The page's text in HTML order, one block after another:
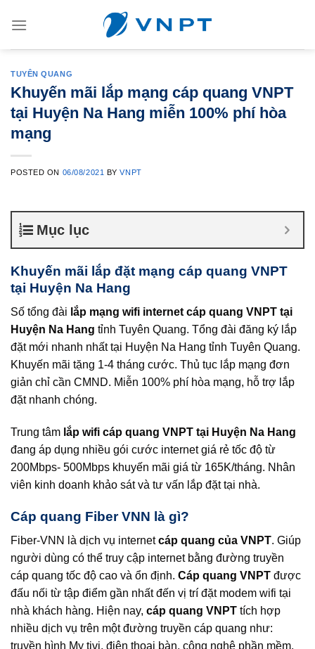
TUYÊN QUANG
Khuyến mãi lắp mạng cáp quang VNPT
tại Huyện Na Hang miễn 100% phí hòa
mạng
POSTED ON 06/08/2021 BYVNPT
Mục lục
Khuyến mãi lắp đặt mạng cáp quang VNPT
tại Huyện Na Hang
Số tổng đài lắp mạng wifi internet cáp quang VNPT tại
Huyện Na Hang tỉnh Tuyên Quang. Tổng đài đăng ký lắp
đặt mới nhanh nhất tại Huyện Na Hang tỉnh Tuyên Quang.
Khuyến mãi tặng 1-4 tháng cước. Thủ tục lắp mạng đơn
giản chỉ cần CMND. Miễn 100% phí hòa mạng, hỗ trợ lắp
đặt nhanh chóng.
Trung tâm lắp wifi cáp quang VNPT tại Huyện Na Hang
đang áp dụng nhiều gói cước internet giá rẻ tốc độ từ
200Mbps- 500Mbps khuyến mãi giá từ 165K/tháng. Nhân
viên kinh doanh khảo sát và tư vấn lắp đặt tại nhà.
Cáp quang Fiber VNN là gì?
Fiber-VNN là dịch vụ internetcáp quang của VNPT. Giúp
người dùng có thể truy cập internet bằng đường truyền
cáp quang tốc độ cao và ổn định. Cáp quang VNPT được
đấu nối từ tập điểm gần nhất đến vị trí đặt modem wifi tại
nhà khách hàng. Hiện nay, cáp quang VNPT tích hợp
nhiều dịch vụ trên một đường truyền cáp quang như:
truyền hình My tivi, điện thoại bàn, công nghệ phần mềm,